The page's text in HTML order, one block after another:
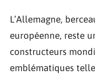
L’Allemagne,
européenne, reste
constructeurs
emblématiques